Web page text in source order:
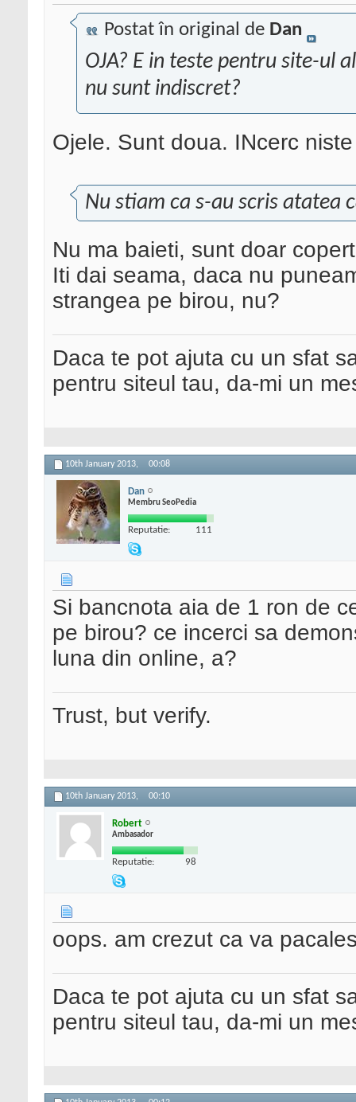
Postat în original de Dan
OJA? E in teste pentru site-ul
nu sunt indiscret?
Ojele. Sunt doua. INcerc
Nu stiam ca s-au scris atatea
Nu ma baieti, sunt doar
Iti dai seama, daca nu
strangea pe birou, nu?
Daca te pot ajuta cu un sfat
pentru siteul tau, da-mi un
10th January 2013, 00:08
Dan
Membru SeoPedia
Reputatie: 111
Si bancnota aia de 1 ron de
pe birou? ce incerci sa
luna din online, a?
Trust, but verify.
10th January 2013, 00:10
Robert
Ambasador
Reputatie: 98
oops. am crezut ca va
Daca te pot ajuta cu un sfat
pentru siteul tau, da-mi un